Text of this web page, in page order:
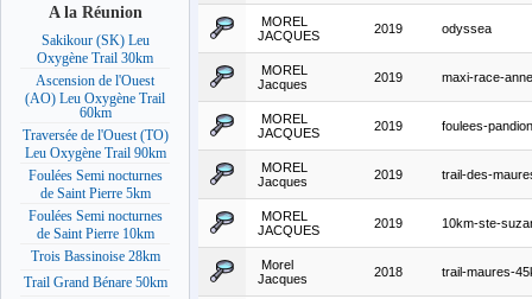
A la Réunion
Sakikour (SK) Leu
Oxygène Trail 30km
Ascension de l'Ouest
(AO) Leu Oxygène Trail
60km
Traversée de l'Ouest (TO)
Leu Oxygène Trail 90km
Foulées Semi nocturnes
de Saint Pierre 5km
Foulées Semi nocturnes
de Saint Pierre 10km
Trois Bassinoise 28km
Trail Grand Bénare 50km
MOREL
JACQUES
2019 odyssea
MOREL
Jacques
2019 maxi-race-
MOREL
JACQUES
2019 foulees-pandion
MOREL
Jacques
2019 trail-des-
MOREL
JACQUES
2019 10km-ste-
Morel
Jacques
2018 trail-maures-